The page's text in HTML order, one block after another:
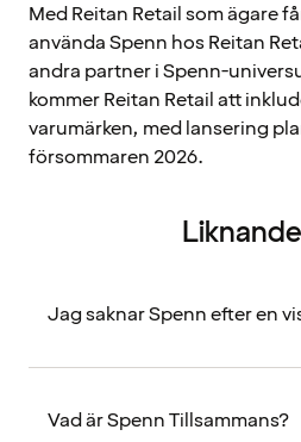
Med Reitan Retail som ägare
använda Spenn hos Reitan
andra partner i Spenn-
kommer Reitan Retail att
varumärken, med lansering
försommaren 2026.
Jag saknar Spenn efter en
Vad är Spenn Tillsammans?